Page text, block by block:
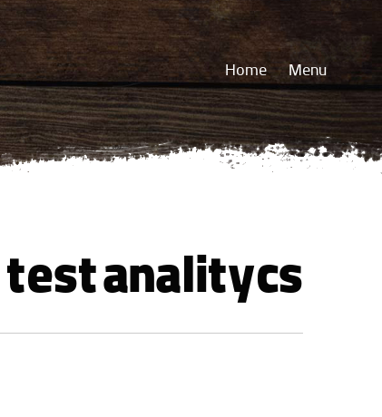
Menu
Home
test analitycs